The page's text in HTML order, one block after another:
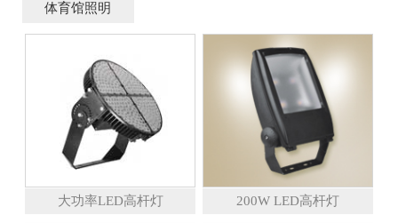
体育馆照明
大功率LED高杆灯 200W LED高杆灯